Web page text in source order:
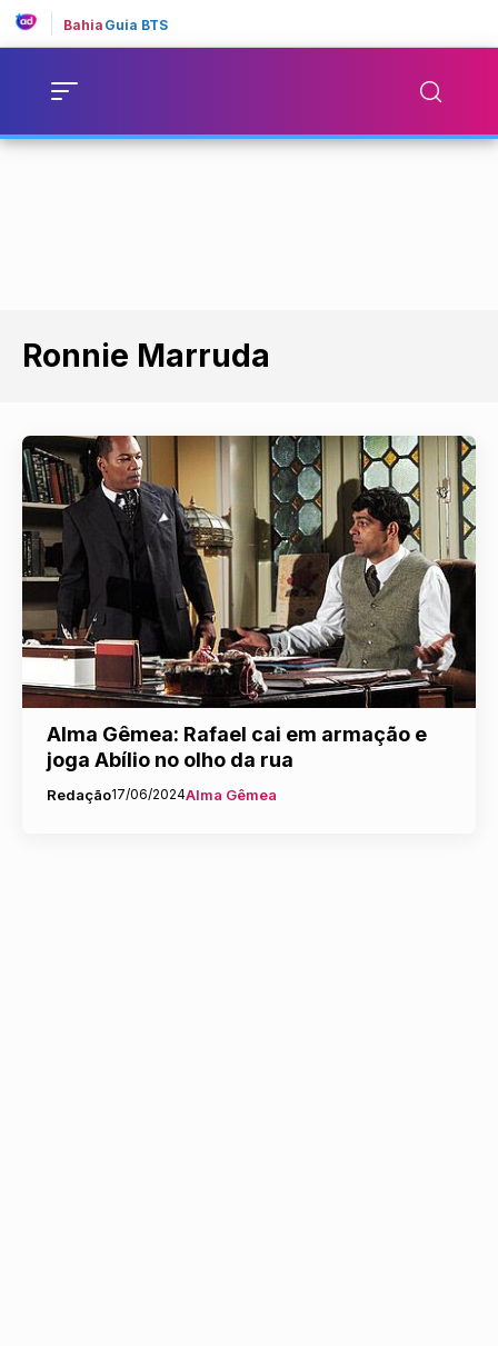
Bahia Guia BTS
Ronnie Marruda
Alma Gêmea: Rafael cai em armação e
joga Abílio no olho da rua
Redação17/06/2024Alma Gêmea